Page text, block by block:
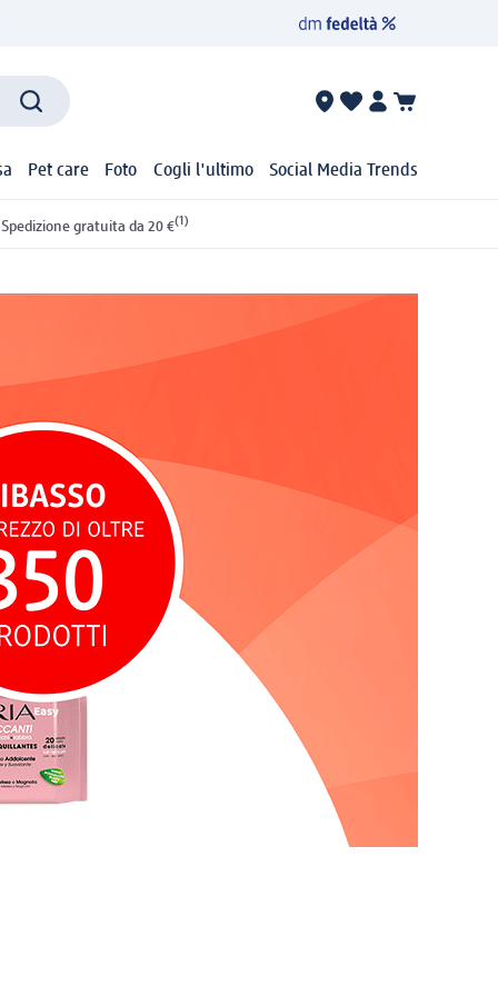
Pet care Foto Cogli l'ultimo Social Media Trends
Spedizione gratuita da 20 €(1)